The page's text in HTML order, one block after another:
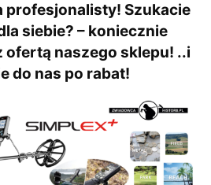
profesjonalisty! Szukacie
siebie? – koniecznie
ofertą naszego sklepu! ..i
do nas po rabat!